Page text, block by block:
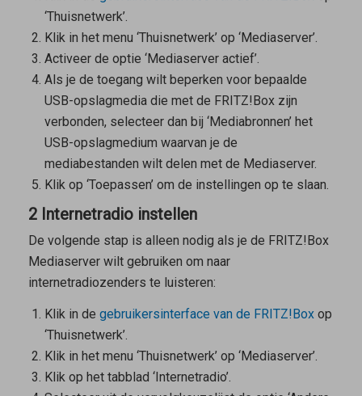
‘Thuisnetwerk’.
Klik in het menu ‘Thuisnetwerk’ op ‘Mediaserver’.
Activeer de optie ‘Mediaserver actief’.
Als je de toegang wilt beperken voor bepaalde
USB-opslagmedia die met de FRITZ!Box zijn
verbonden, selecteer dan bij ‘Mediabronnen’ het
USB-opslagmedium waarvan je de
mediabestanden wilt delen met de Mediaserver.
Klik op ‘Toepassen’ om de instellingen op te slaan.
2 Internetradio instellen
De volgende stap is alleen nodig als je de FRITZ!Box
Mediaserver wilt gebruiken om naar
internetradiozenders te luisteren:
Klik in de gebruikersinterface van de FRITZ!Boxop
‘Thuisnetwerk’.
Klik in het menu ‘Thuisnetwerk’ op ‘Mediaserver’.
Klik op het tabblad ‘Internetradio’.